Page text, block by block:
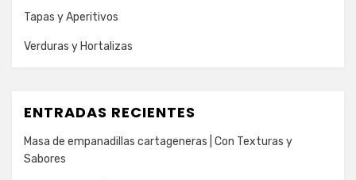
Tapas y Aperitivos
Verduras y Hortalizas
ENTRADAS RECIENTES
Masa de empanadillas cartageneras | Con Texturas y
Sabores